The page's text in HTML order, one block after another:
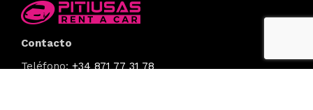
Contacto
Teléfono:+34 871 77 31 78